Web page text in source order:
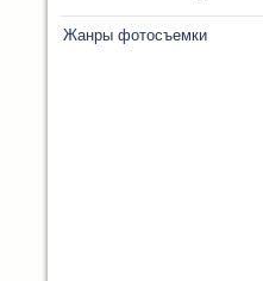
Жанры фотосъемки